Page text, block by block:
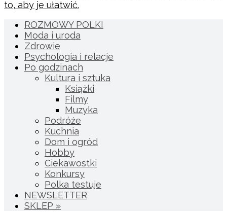
ROZMOWY POLKI
Moda i uroda
Zdrowie
Psychologia i relacje
Po godzinach
Kultura i sztuka
Książki
Filmy
Muzyka
Podróże
Kuchnia
Dom i ogród
Hobby
Ciekawostki
Konkursy
Polka testuje
NEWSLETTER
SKLEP »